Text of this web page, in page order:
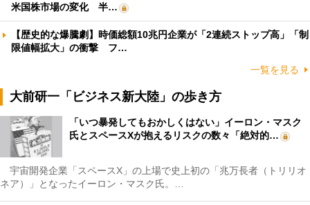
米国株市場の変化 半…
【歴史的な爆騰劇】時価総額10兆円企業が「2連続ストップ高」「制
限値幅拡大」の衝撃 フ…
一覧を見る
大前研一「ビジネス新大陸」の歩き方
「いつ暴発してもおかしくはない」イーロン・マスク
氏とスペースXが抱えるリスクの数々「絶対的…
宇宙開発企業「スペースX」の上場で史上初の「兆万長者（トリリオ
ネア）」となったイーロン・マスク氏。…